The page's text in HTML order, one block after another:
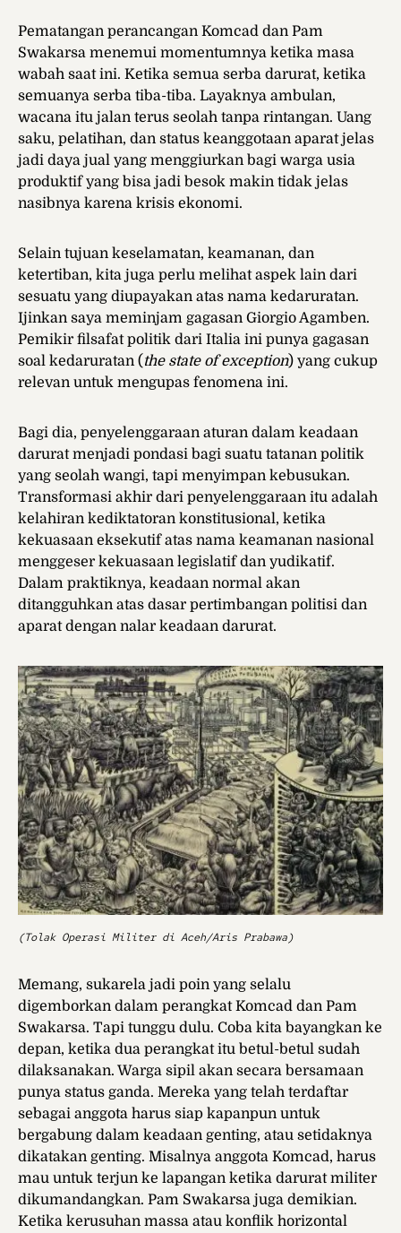
Pematangan perancangan Komcad dan Pam
Swakarsa menemui momentumnya ketika masa
wabah saat ini. Ketika semua serba darurat, ketika
semuanya serba tiba-tiba. Layaknya ambulan,
wacana itu jalan terus seolah tanpa rintangan. Uang
saku, pelatihan, dan status keanggotaan aparat jelas
jadi daya jual yang menggiurkan bagi warga usia
produktif yang bisa jadi besok makin tidak jelas
nasibnya karena krisis ekonomi.
Selain tujuan keselamatan, keamanan, dan
ketertiban, kita juga perlu melihat aspek lain dari
sesuatu yang diupayakan atas nama kedaruratan.
Ijinkan saya meminjam gagasan Giorgio Agamben.
Pemikir filsafat politik dari Italia ini punya gagasan
soal kedaruratan ( the state of exception) yang cukup
relevan untuk mengupas fenomena ini.
Bagi dia, penyelenggaraan aturan dalam keadaan
darurat menjadi pondasi bagi suatu tatanan politik
yang seolah wangi, tapi menyimpan kebusukan.
Transformasi akhir dari penyelenggaraan itu adalah
kelahiran kediktatoran konstitusional, ketika
kekuasaan eksekutif atas nama keamanan nasional
menggeser kekuasaan legislatif dan yudikatif.
Dalam praktiknya, keadaan normal akan
ditangguhkan atas dasar pertimbangan politisi dan
aparat dengan nalar keadaan darurat.
(Tolak Operasi Militer di Aceh/Aris Prabawa)
Memang, sukarela jadi poin yang selalu
digemborkan dalam perangkat Komcad dan Pam
Swakarsa. Tapi tunggu dulu. Coba kita bayangkan ke
depan, ketika dua perangkat itu betul-betul sudah
dilaksanakan. Warga sipil akan secara bersamaan
punya status ganda. Mereka yang telah terdaftar
sebagai anggota harus siap kapanpun untuk
bergabung dalam keadaan genting, atau setidaknya
dikatakan genting. Misalnya anggota Komcad, harus
mau untuk terjun ke lapangan ketika darurat militer
dikumandangkan. Pam Swakarsa juga demikian.
Ketika kerusuhan massa atau konflik horizontal